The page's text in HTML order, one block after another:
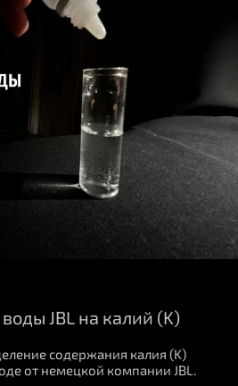
JBL на калий (K)
содержания калия (K)
от немецкой компании JBL.